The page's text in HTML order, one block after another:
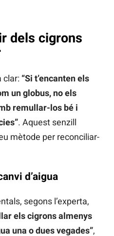
dels cigrons
clar: “Si t’encanten els
un globus, no els
remullar-los bé i
. Aquest senzill
mètode per reconciliar-
d’aigua
segons l’experta,
els cigrons almenys
una o dues vegades”,